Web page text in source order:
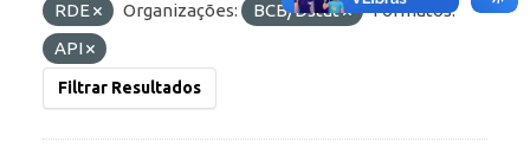
RDE
Organizações: BCB/Dstat
Formatos:
API
Filtrar Resultados